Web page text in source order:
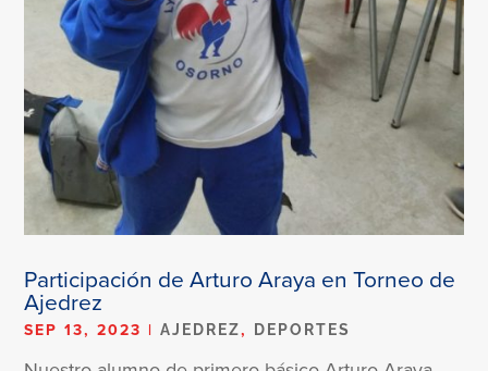
Participación de Arturo Araya en Torneo de
Ajedrez
SEP 13, 2023 |AJEDREZ, DEPORTES